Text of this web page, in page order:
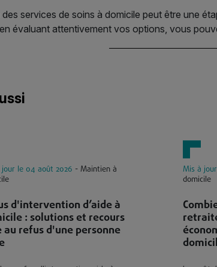
des services de soins à domicile peut être une
évaluant attentivement vos options, vous
le 04 août 2026 - Maintien à
d'intervention d’aide à
: solutions et recours
au refus d'une personne
Mis à
domicile